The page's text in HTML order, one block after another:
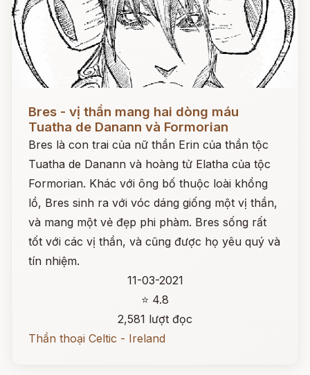
Bres - vị thần mang hai dòng máu
Tuatha de Danann và Formorian
Bres là con trai của nữ thần Erin của thần tộc
Tuatha de Danann và hoàng tử Elatha của tộc
Formorian. Khác với ông bố thuộc loài khổng
lồ, Bres sinh ra với vóc dáng giống một vị thần,
và mang một vẻ đẹp phi phàm. Bres sống rất
tốt với các vị thần, và cũng được họ yêu quý và
tín nhiệm.
11-03-2021
⭐ 4.8
2,581 lượt đọc
Thần thoại Celtic - Ireland